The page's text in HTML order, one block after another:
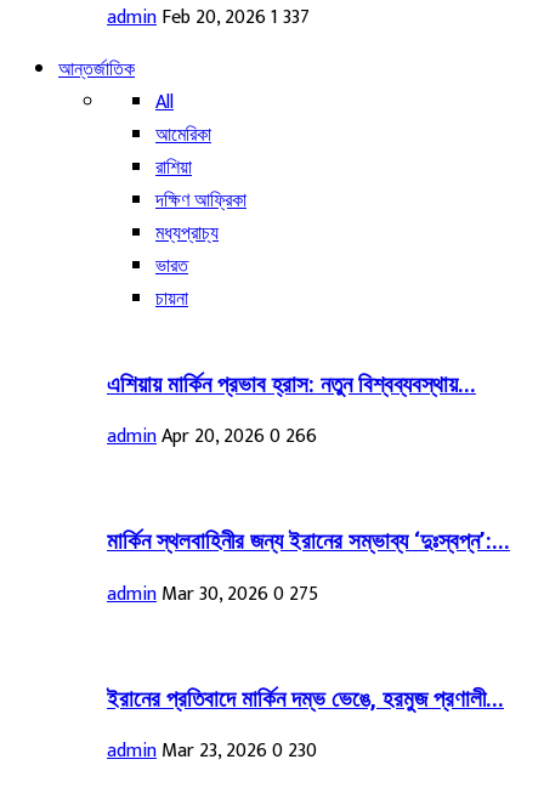
adminFeb 20, 20261337
আন্তর্জাতিক
All
আমেরিকা
রাশিয়া
দক্ষিণ আফ্রিকা
মধ্যপ্রাচ্য
ভারত
চায়না
এশিয়ায় মার্কিন প্রভাব হ্রাস: নতুন বিশ্বব্যবস্থায়...
adminApr 20, 20260266
মার্কিন স্থলবাহিনীর জন্য ইরানের সম্ভাব্য ‘দুঃস্বপ্ন’:...
adminMar 30, 20260275
ইরানের প্রতিবাদে মার্কিন দম্ভ ভেঙে, হরমুজ প্রণালী...
adminMar 23, 20260230